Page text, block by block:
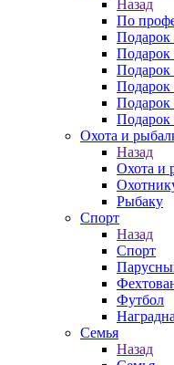
Назад
По
Подарок
Подарок
Подарок
Подарок
Подарок
Охота и
Назад
Охота и
Рыбаку
Спорт
Назад
Спорт
Футбол
Семья
Назад